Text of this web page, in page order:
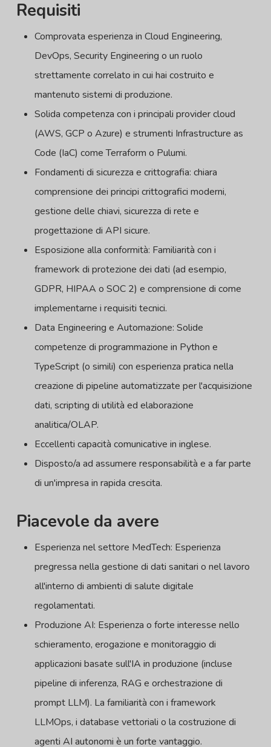
Requisiti
Comprovata esperienza in Cloud Engineering,
DevOps, Security Engineering o un ruolo
strettamente correlato in cui hai costruito e
mantenuto sistemi di produzione.
Solida competenza con i principali provider cloud
(AWS, GCP o Azure) e strumenti Infrastructure as
Code (IaC) come Terraform o Pulumi.
Fondamenti di sicurezza e crittografia: chiara
comprensione dei principi crittografici moderni,
gestione delle chiavi, sicurezza di rete e
progettazione di API sicure.
Esposizione alla conformità: Familiarità con i
framework di protezione dei dati (ad esempio,
GDPR, HIPAA o SOC 2) e comprensione di come
implementarne i requisiti tecnici.
Data Engineering e Automazione: Solide
competenze di programmazione in Python e
TypeScript (o simili) con esperienza pratica nella
creazione di pipeline automatizzate per l'acquisizione
dati, scripting di utilità ed elaborazione
analitica/OLAP.
Eccellenti capacità comunicative in inglese.
Disposto/a ad assumere responsabilità e a far parte
di un'impresa in rapida crescita.
Piacevole da avere
Esperienza nel settore MedTech: Esperienza
pregressa nella gestione di dati sanitari o nel lavoro
all'interno di ambienti di salute digitale
regolamentati.
Produzione AI: Esperienza o forte interesse nello
schieramento, erogazione e monitoraggio di
applicazioni basate sull'IA in produzione (incluse
pipeline di inferenza, RAG e orchestrazione di
prompt LLM). La familiarità con i framework
LLMOps, i database vettoriali o la costruzione di
agenti AI autonomi è un forte vantaggio.